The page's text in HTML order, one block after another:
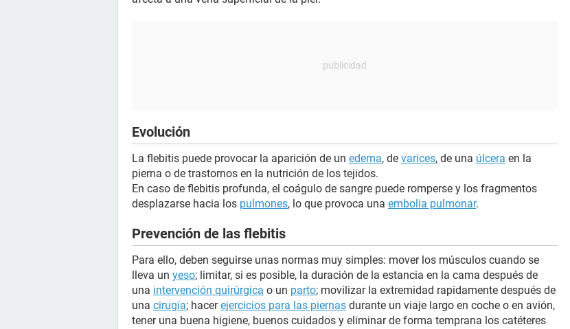
Evolución
La flebitis puede provocar la aparición de un edema, de varices, de una úlcera en la
pierna o de trastornos en la nutrición de los tejidos.
En caso de flebitis profunda, el coágulo de sangre puede romperse y los fragmentos
desplazarse hacia los pulmones, lo que provoca una embolia pulmonar.
Prevención de las flebitis
Para ello, deben seguirse unas normas muy simples: mover los músculos cuando se
lleva un yeso; limitar, si es posible, la duración de la estancia en la cama después de
una intervención quirúrgica o un parto; movilizar la extremidad rapidamente después de
una cirugía; hacerejercicios para las piernas durante un viaje largo en coche o en avión,
tener una buena higiene, buenos cuidados y eliminar de forma temprana los catéteres